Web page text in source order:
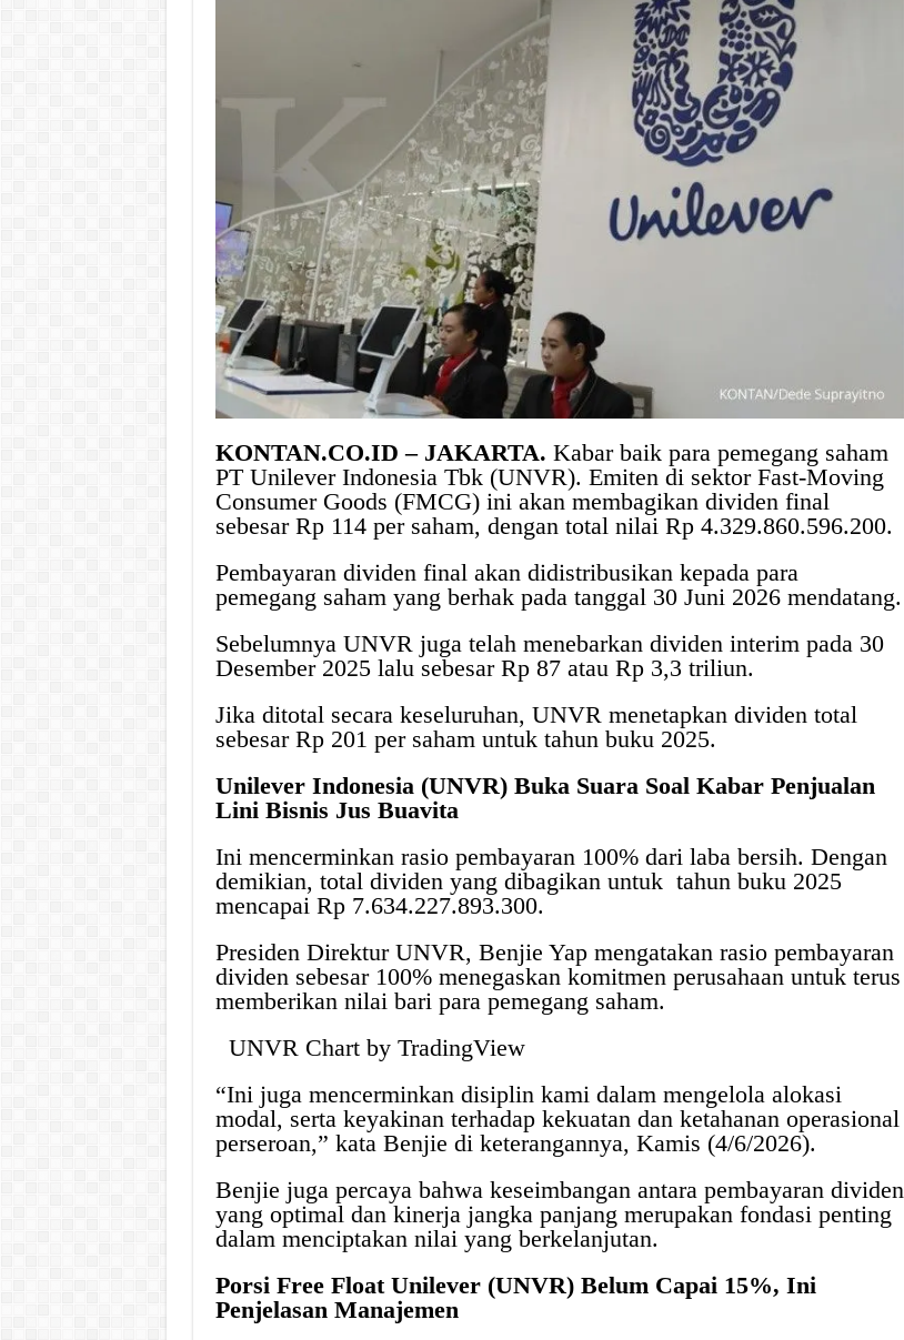
KONTAN.CO.ID – JAKARTA. Kabar baik para pemegang saham
PT Unilever Indonesia Tbk (UNVR). Emiten di sektor Fast-Moving
Consumer Goods (FMCG) ini akan membagikan dividen final
sebesar Rp 114 per saham, dengan total nilai Rp 4.329.860.596.200.
Pembayaran dividen final akan didistribusikan kepada para
pemegang saham yang berhak pada tanggal 30 Juni 2026 mendatang.
Sebelumnya UNVR juga telah menebarkan dividen interim pada 30
Desember 2025 lalu sebesar Rp 87 atau Rp 3,3 triliun.
Jika ditotal secara keseluruhan, UNVR menetapkan dividen total
sebesar Rp 201 per saham untuk tahun buku 2025.
Unilever Indonesia (UNVR) Buka Suara Soal Kabar Penjualan
Lini Bisnis Jus Buavita
Ini mencerminkan rasio pembayaran 100% dari laba bersih. Dengan
demikian, total dividen yang dibagikan untuk tahun buku 2025
mencapai Rp 7.634.227.893.300.
Presiden Direktur UNVR, Benjie Yap mengatakan rasio pembayaran
dividen sebesar 100% menegaskan komitmen perusahaan untuk terus
memberikan nilai bari para pemegang saham.
UNVR Chart by TradingView
“Ini juga mencerminkan disiplin kami dalam mengelola alokasi
modal, serta keyakinan terhadap kekuatan dan ketahanan operasional
perseroan,” kata Benjie di keterangannya, Kamis (4/6/2026).
Benjie juga percaya bahwa keseimbangan antara pembayaran dividen
yang optimal dan kinerja jangka panjang merupakan fondasi penting
dalam menciptakan nilai yang berkelanjutan.
Porsi Free Float Unilever (UNVR) Belum Capai 15%, Ini
Penjelasan Manajemen